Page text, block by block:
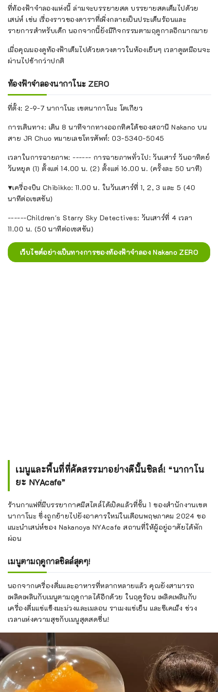
ที่ท้องฟ้าจำลองแห่งนี้ ล่ามจะบรรยายสด บรรยายสดเต็มไปด้วย
เสน่ห์ เช่น เรื่องราวของดาราที่เพิ่งกลายเป็นประเด็นร้อนและ
รายการสำหรับเด็ก นอกจากนี้ยังมีกิจกรรมตามฤดูกาลอีกมากมาย
เมื่อคุณมองดูท้องฟ้าเต็มไปด้วยดวงดาวในห้องเย็นๆ เวลาดูเหมือนจะ
ผ่านไปช้ากว่าปกติ
ท้องฟ้าจำลองนากาโนะ ZERO
ที่ตั้ง: 2-9-7 นากาโนะ เขตนากาโนะ โตเกียว
การเดินทาง: เดิน 8 นาทีจากทางออกทิศใต้ของสถานี Nakano บน
สาย JR Chuo หมายเลขโทรศัพท์: 03-5340-5045
เวลาในการฉายภาพ: ------ การฉายภาพทั่วไป: วันเสาร์ วันอาทิตย์
วันหยุด (1) ตั้งแต่ 14.00 น. (2) ตั้งแต่ 16.00 น. (ครั้งละ 50 นาที)
▼เครื่องบิน Chibikko: 11.00 น. ในวันเสาร์ที่ 1, 2, 3 และ 5 (40
นาทีต่อเซสชัน)
------Children's Starry Sky Detectives: วันเสาร์ที่ 4 เวลา
11.00 น. (50 นาทีต่อเซสชัน)
เว็บไซต์อย่างเป็นทางการของท้องฟ้าจำลอง Nakano ZERO
เมนูและพื้นที่ที่คัดสรรมาอย่างดีนั้นชิลล์! “นากาโน
ยะ NYAcafe”
ร้านกาแฟที่มีบรรยากาศมีสไตล์ได้เปิดแล้วที่ชั้น 1 ของสำนักงานเขต
นากาโนะ ซึ่งถูกย้ายไปยังอาคารใหม่ในเดือนพฤษภาคม 2024 ขอ
แนะนำเสน่ห์ของ Nakanoya NYAcafe สถานที่ให้ผู้อยู่อาศัยได้พัก
ผ่อน
เมนูตามฤดูกาลชิลล์สุดๆ!
นอกจากเครื่องดื่มและอาหารที่หลากหลายแล้ว คุณยังสามารถ
เพลิดเพลินกับเมนูตามฤดูกาลได้อีกด้วย ในฤดูร้อน เพลิดเพลินกับ
เครื่องดื่มแช่แข็งมะม่วงและเมลอน ราเมงแช่เย็น และซึเคเม็ง ช่วง
เวลาแห่งความสุขกับเมนูสุดสดชื่น!